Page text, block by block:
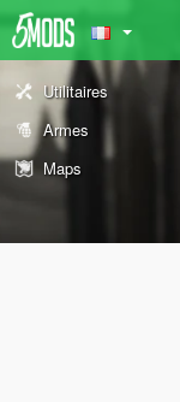
Utilitaires
Armes
Maps